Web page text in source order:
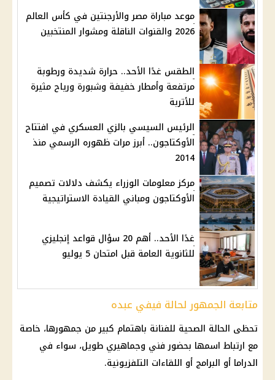
موعد مباراة مصر والأرجنتين في كأس العالم
2026 والقنوات الناقلة ومشوار المنتخبين
الطقس غدًا الأحد.. حرارة شديدة ورطوبة
مرتفعة وأمطار خفيفة وشبورة ورياح مثيرة
للأتربة
الرئيس السيسي بالزي العسكري في افتتاح
الأوكتاجون.. أبرز مرات ظهوره الرسمي منذ
2014
مركز معلومات الوزراء يكشف دلالات تصميم
الأوكتاجون ومباني القيادة الاستراتيجية
غدًا الأحد.. أهم 20 سؤال قواعد إنجليزي
للثانوية العامة قبل امتحان 5 يوليو
متابعة الجمهور لحالة فيفي عبده
تحظى الحالة الصحية للفنانة باهتمام كبير من جمهورها، خاصة
مع ارتباط اسمها بحضور فني وجماهيري طويل، سواء في
الدراما أو البرامج أو اللقاءات التلفزيونية.